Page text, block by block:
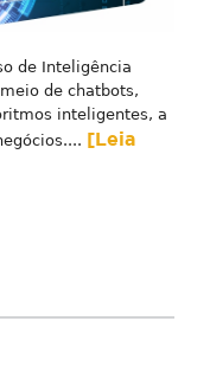
de Inteligência
de chatbots,
inteligentes, a
[Leia